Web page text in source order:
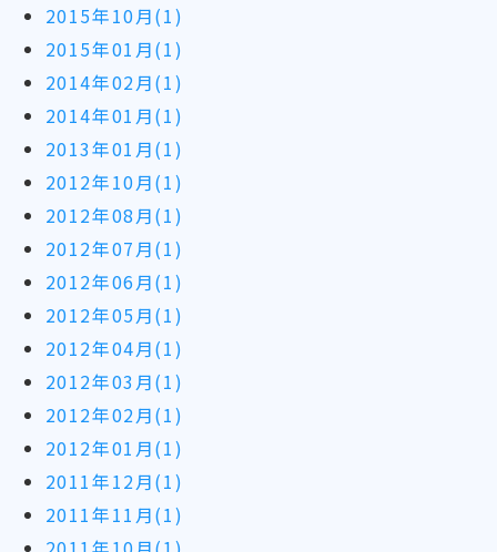
2015年10月(1)
2015年01月(1)
2014年02月(1)
2014年01月(1)
2013年01月(1)
2012年10月(1)
2012年08月(1)
2012年07月(1)
2012年06月(1)
2012年05月(1)
2012年04月(1)
2012年03月(1)
2012年02月(1)
2012年01月(1)
2011年12月(1)
2011年11月(1)